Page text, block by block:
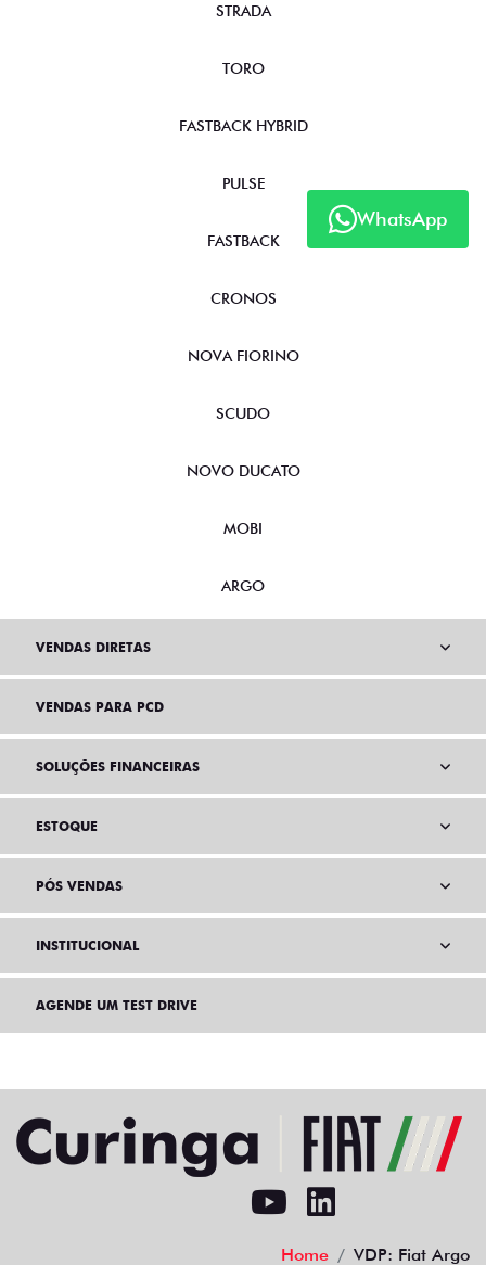
WhatsApp
STRADA
TORO
FASTBACK HYBRID
PULSE
FASTBACK
CRONOS
NOVA FIORINO
SCUDO
NOVO DUCATO
MOBI
ARGO
VENDAS DIRETAS
VENDAS PARA PCD
SOLUÇÕES FINANCEIRAS
ESTOQUE
PÓS VENDAS
INSTITUCIONAL
AGENDE UM TEST DRIVE
Home VDP: Fiat Argo